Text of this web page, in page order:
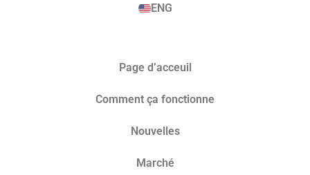
ENG
Page d’acceuil
Comment ça fonctionne
Nouvelles
Marché​